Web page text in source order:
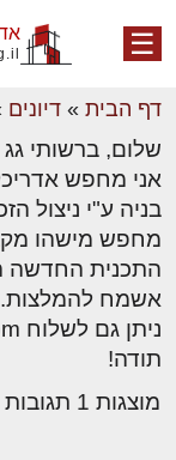
☰
דף הבית » דיונים
שלום, ברשותי גג
אני מחפש
בניה ע"י ניצול
מחפש מישהו
התכנית החדשה
אשמח להמלצות.
ניתן גם לשלוח regevavatar@gmail.com
תודה!
מוצגות 1 תגובות (מתוך 1 סה״כ)